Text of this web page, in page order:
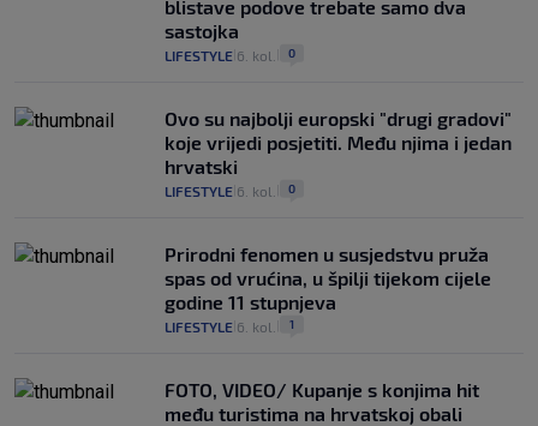
blistave podove trebate samo dva
sastojka
LIFESTYLE 6. kol. 0
Ovo su najbolji europski "drugi gradovi"
koje vrijedi posjetiti. Među njima i jedan
hrvatski
LIFESTYLE 6. kol. 0
Prirodni fenomen u susjedstvu pruža
spas od vrućina, u špilji tijekom cijele
godine 11 stupnjeva
LIFESTYLE 6. kol. 1
FOTO, VIDEO/ Kupanje s konjima hit
među turistima na hrvatskoj obali